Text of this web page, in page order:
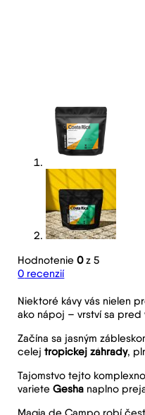
Hodnotenie0z 5
0 recenzií
Niektoré kávy vás nielen
ako nápoj – vrství sa
Začína sa jasným
celejtropickej záhrady,
Tajomstvo tejto
varieteGesha naplno